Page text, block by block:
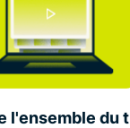
l'ensemble du